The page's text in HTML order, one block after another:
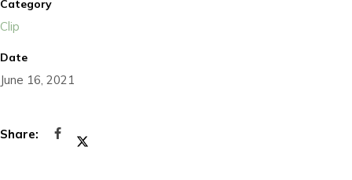
Category
Clip
Date
June 16, 2021